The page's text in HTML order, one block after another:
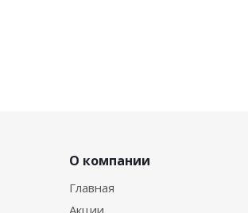
О компании
Главная
Акции